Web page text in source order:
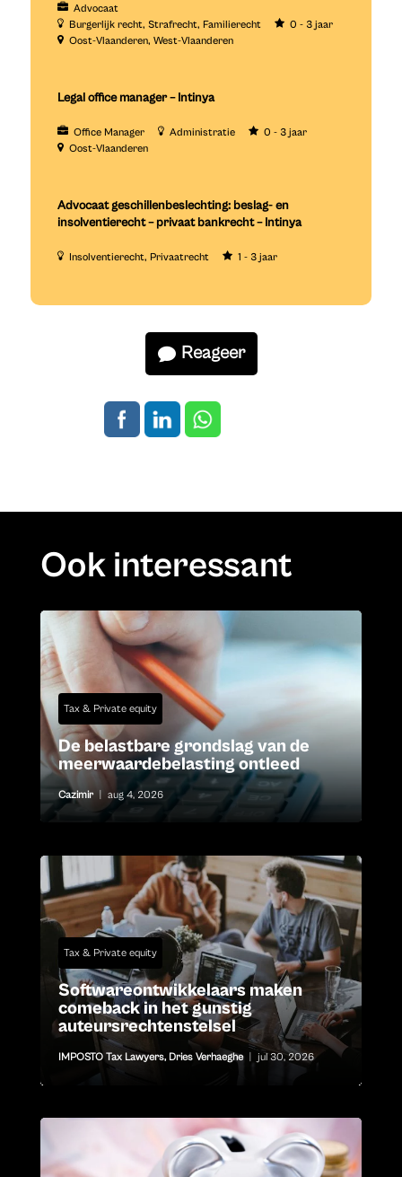
Advocaat
Burgerlijk recht Strafrecht Familierecht
0 - 3 jaar
Oost-Vlaanderen West-Vlaanderen
Legal office manager – Intinya
Office Manager Administratie
0 - 3 jaar
Oost-Vlaanderen
Advocaat geschillenbeslechting: beslag- en
insolventierecht – privaat bankrecht – Intinya
Insolventierecht Privaatrecht 1 - 3 jaar
Reageer
Ook interessant
Tax & Private equity
De belastbare grondslag van de
meerwaardebelasting ontleed
Cazimir aug 4, 2026
Tax & Private equity
Softwareontwikkelaars maken
comeback in het gunstig
auteursrechtenstelsel
IMPOSTO Tax Lawyers, Dries Verhaeghe jul 30, 2026